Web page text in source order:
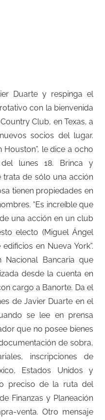
Duarte y respinga el
con la bienvenida
Club, en Texas, a
socios del lugar.
Houston”, le dice a ocho
lunes 18. Brinca y
de sólo una acción
tienen propiedades en
“Es increíble que
una acción en un club
electo (Miguel Ángel
en Nueva York”.
Bancaria que
desde la cuenta en
cargo a Banorte. Da el
de Javier Duarte en el
se lee en prensa
que no posee bienes
de sobra,
inscripciones de
Estados Unidos y
preciso de la ruta del
Finanzas y Planeación
venta. Otro mensaje